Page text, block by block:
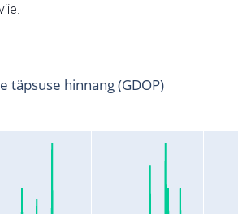
täpsuse hinnang (GDOP)